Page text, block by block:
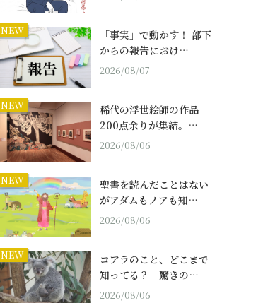
NEW
「事実」で動かす！ 部下
からの報告におけ…
2026/08/07
NEW
稀代の浮世絵師の作品
200点余りが集結。…
2026/08/06
NEW
聖書を読んだことはない
がアダムもノアも知…
2026/08/06
NEW
コアラのこと、どこまで
知ってる？ 驚きの…
2026/08/06